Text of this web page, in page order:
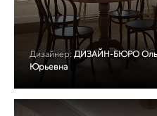
Дизайнер: ДИЗАЙН-БЮРО
Юрьевна